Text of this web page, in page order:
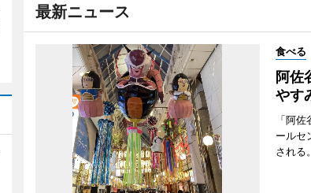
最新ニュース
食べる
阿佐
やす
「阿
ールセ
される。